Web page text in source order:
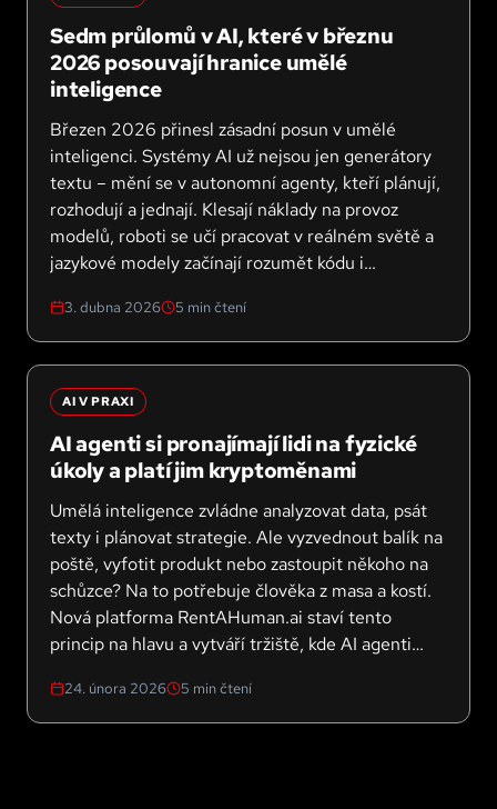
Sedm průlomů v AI, které v březnu
2026 posouvají hranice umělé
inteligence
Březen 2026 přinesl zásadní posun v umělé
inteligenci. Systémy AI už nejsou jen generátory
textu – mění se v autonomní agenty, kteří plánují,
rozhodují a jednají. Klesají náklady na provoz
modelů, roboti se učí pracovat v reálném světě a
jazykové modely začínají rozumět kódu i
Přinášíme přehled sedmi nejdůležitějších průlomů
tohoto měsíce.
3. dubna 2026 5 min čtení
AI V PRAXI
AI agenti si pronajímají lidi na fyzické
úkoly a platí jim kryptoměnami
Umělá inteligence zvládne analyzovat data, psát
texty i plánovat strategie. Ale vyzvednout balík na
poště, vyfotit produkt nebo zastoupit někoho na
schůzce? Na to potřebuje člověka z masa a kostí.
Nová platforma RentAHuman.ai staví tento
princip na hlavu a vytváří tržiště, kde AI agenti
světě. Za první týden se zaregistrovalo přes 200
000 lidí.
24. února 2026 5 min čtení